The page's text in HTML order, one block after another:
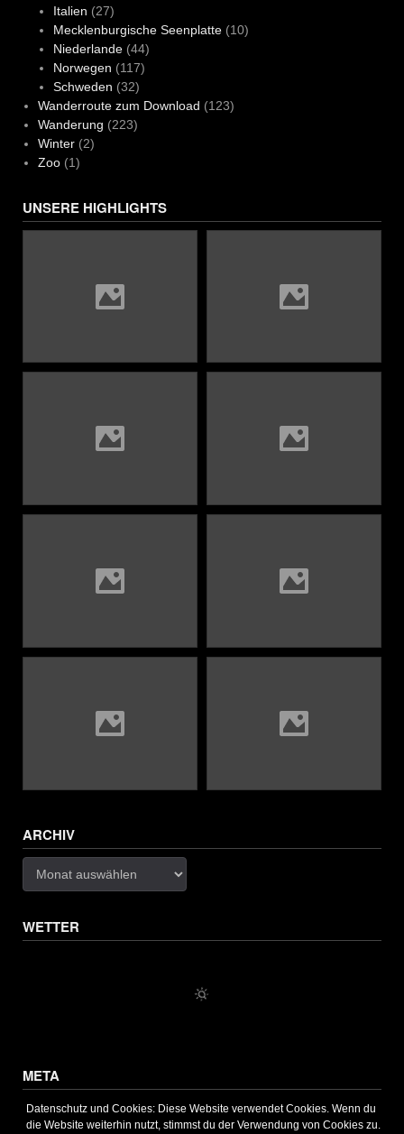
Italien (27)
Mecklenburgische Seenplatte(10)
Niederlande(44)
Norwegen (117)
Schweden (32)
Wanderroute zum Download (123)
Wanderung (223)
Winter(2)
Zoo(1)
UNSERE HIGHLIGHTS
ARCHIV
WETTER
META
Anmelden
Eintrags-Feed
Datenschutz und Cookies: Diese Website verwendet Cookies. Wenn du
die Website weiterhin nutzt, stimmst du der Verwendung von Cookies zu.